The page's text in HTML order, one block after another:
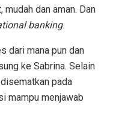
dan aman. Dan
banking.
dari mana pun dan
ke Sabrina. Selain
pada
mampu menjawab